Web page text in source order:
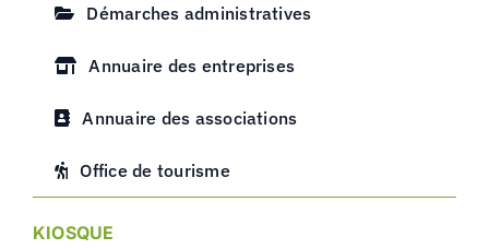
Démarches administratives
Annuaire des entreprises
Annuaire des associations
Office de tourisme
KIOSQUE